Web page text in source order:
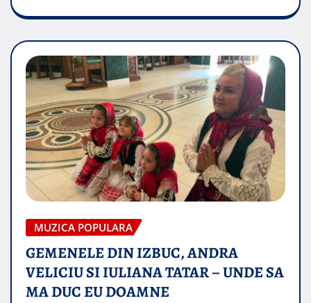
MUZICA POPULARA
GEMENELE DIN IZBUC, ANDRA
VELICIU SI IULIANA TATAR – UNDE SA
MA DUC EU DOAMNE